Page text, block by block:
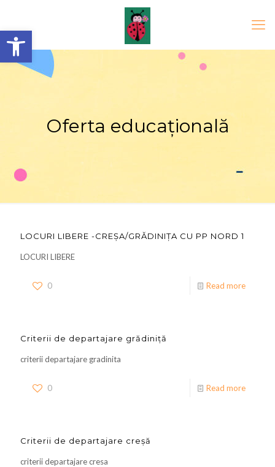
Open toolbar
Oferta educațională
LOCURI LIBERE -CREȘA/GRĂDINIȚA CU PP NORD 1
LOCURI LIBERE
0 Read more
Criterii de departajare grădiniță
criterii departajare gradinita
0 Read more
Criterii de departajare creșă
criterii departajare cresa